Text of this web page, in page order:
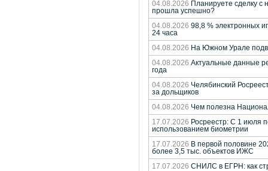
04.08.2026 Планируете сделку с
прошла успешно?
04.08.2026 98,8 % электронных
24 часа
04.08.2026 На Южном Урале
04.08.2026 Актуальные данные
года
04.08.2026 Челябинский
за дольщиков
04.08.2026 Чем полезна
17.07.2026 Росреестр: С 1 июля
использованием биометрии
17.07.2026 В первой половине
более 3,5 тыс. объектов ИЖС
17.07.2026 СНИЛС в ЕГРН: как